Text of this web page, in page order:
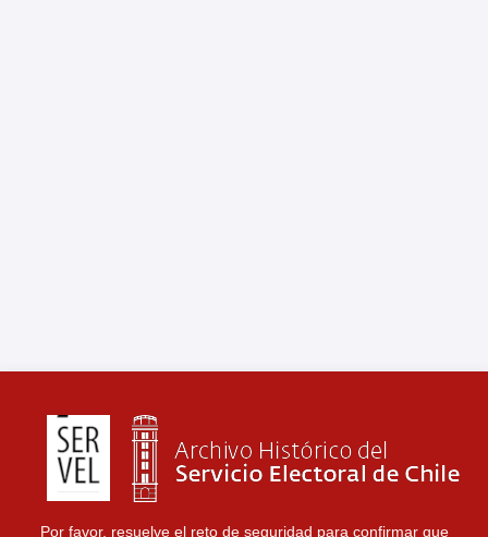
Por favor, resuelve el reto de seguridad para confirmar que